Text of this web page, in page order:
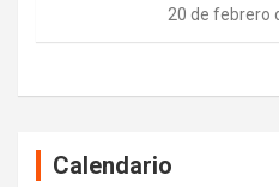
20 de febrero
Calendario